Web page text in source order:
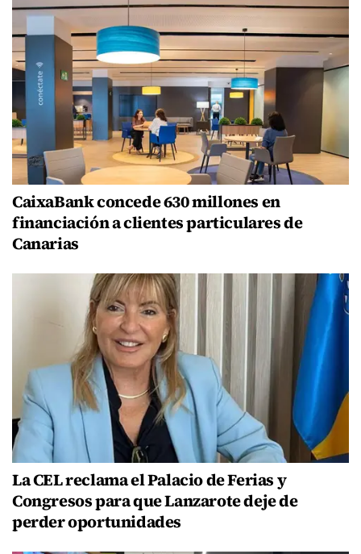
CaixaBank concede 630 millones en
financiación a clientes particulares de
Canarias
La CEL reclama el Palacio de Ferias y
Congresos para que Lanzarote deje de
perder oportunidades